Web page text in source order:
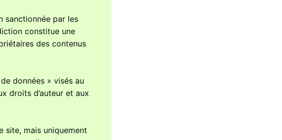
sanctionnée par les
constitue une
des contenus
données » visés au
droits d’auteur et aux
site, mais uniquement